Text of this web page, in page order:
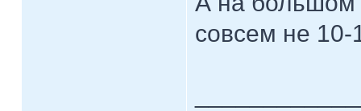
совсем не 10-